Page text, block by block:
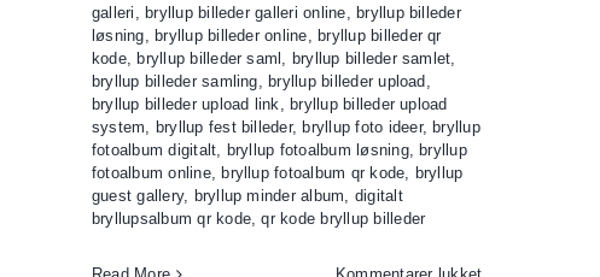
galleri , bryllup billeder galleri online, bryllup billeder
løsning, bryllup billeder online, bryllup billeder qr
kode, bryllup billeder saml , bryllup billeder samlet,
bryllup billeder samling, bryllup billeder upload ,
bryllup billeder upload link, bryllup billeder upload
system, bryllup fest billeder, bryllup foto ideer, bryllup
fotoalbum digitalt, bryllup fotoalbum løsning, bryllup
fotoalbum online, bryllup fotoalbum qr kode, bryllup
guest gallery, bryllup minder album, digitalt
bryllupsalbum qr kode,qr kode bryllup billeder
til